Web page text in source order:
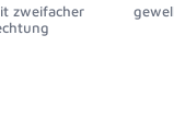
zweifacher